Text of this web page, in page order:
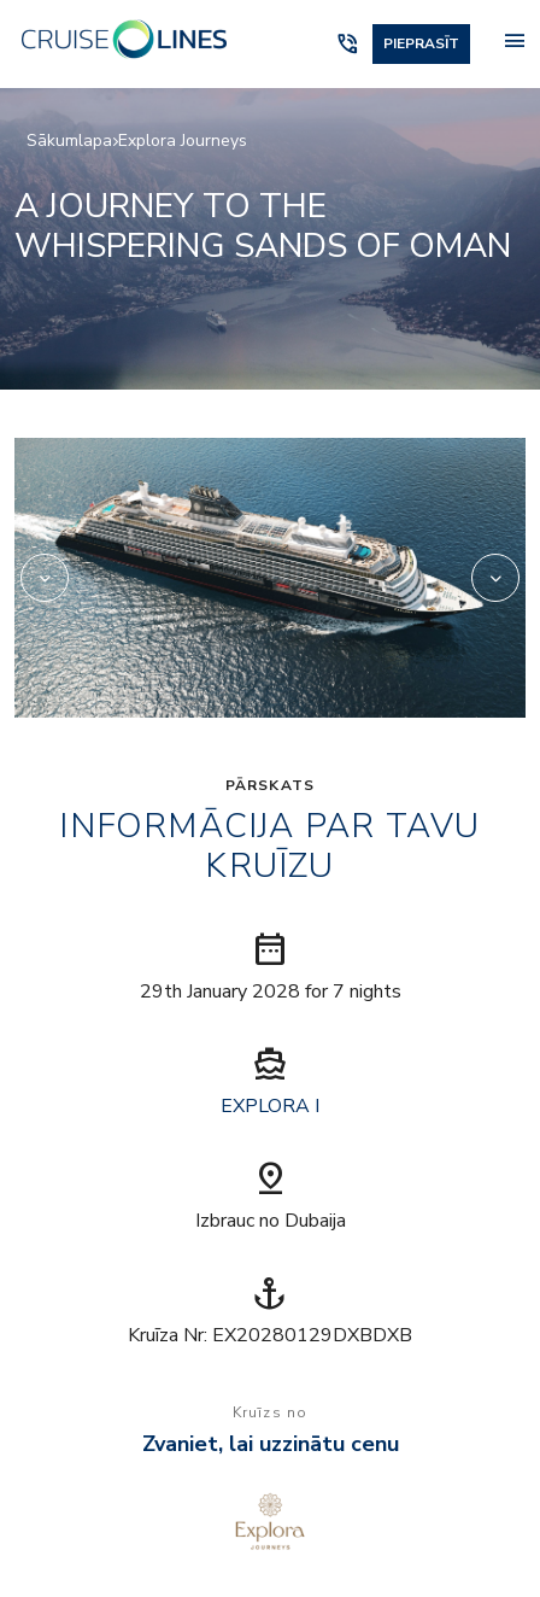
phone_in_talk PIEPRASĪT menu
Sākumlapa Explora Journeys
A JOURNEY TO THE
WHISPERING SANDS OF OMAN
Lobby_01_1
PĀRSKATS
INFORMĀCIJA PAR TAVU
KRUĪZU
date_range
29th January 2028 for 7 nights
directions_boat
EXPLORA I
pin_drop
Izbrauc no Dubaija
anchor
Kruīza Nr: EX20280129DXBDXB
Kruīzs no
Zvaniet, lai uzzinātu cenu